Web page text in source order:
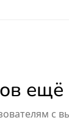
ещё
с